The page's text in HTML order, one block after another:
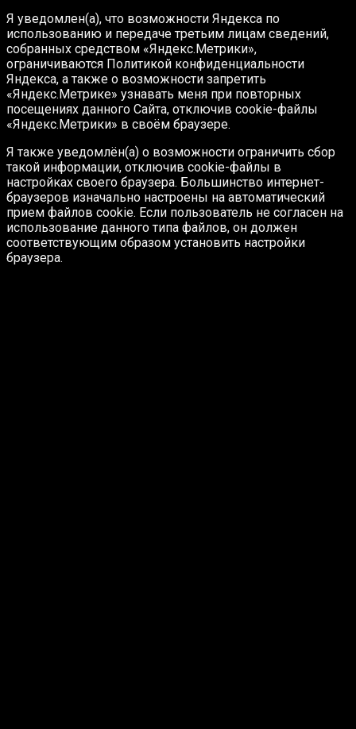
Я уведомлен(а), что возможности Яндекса по
использованию и передаче третьим лицам сведений,
собранных средством «Яндекс.Метрики»,
ограничиваются Политикой конфиденциальности
Яндекса, а также о возможности запретить
«Яндекс.Метрике» узнавать меня при повторных
посещениях данного Сайта, отключив cookie-файлы
«Яндекс.Метрики» в своём браузере.
Я также уведомлён(а) о возможности ограничить сбор
такой информации, отключив cookie-файлы в
настройках своего браузера. Большинство интернет-
браузеров изначально настроены на автоматический
прием файлов cookie. Если пользователь не согласен на
использование данного типа файлов, он должен
соответствующим образом установить настройки
браузера.